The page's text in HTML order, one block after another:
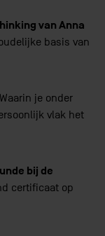
van Anna
basis van
je onder
vlak het
bij de
certificaat op